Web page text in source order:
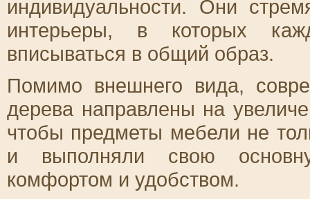
индивидуальности. Они
интерьеры, в которых
вписываться в общий образ.
Помимо внешнего вида,
дерева направлены на
чтобы предметы мебели не
и выполняли свою
комфортом и удобством.